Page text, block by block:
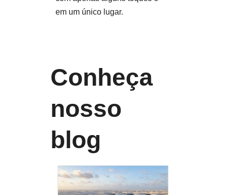
em um único lugar.
Conheça
nosso
blog